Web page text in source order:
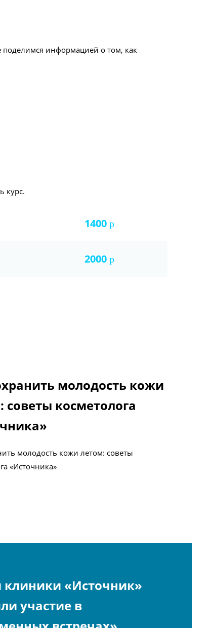
поделимся информацией о том, как
курс.
1400 р
2000 р
молодость кожи
советы косметолога
молодость кожи летом: советы
«Источника»
клиники «Источник»
участие в